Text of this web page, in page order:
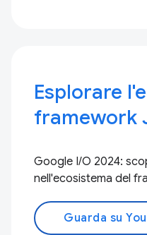
Esplorare
framework
Google I/O 2024:
nell'ecosistema del
Guarda su